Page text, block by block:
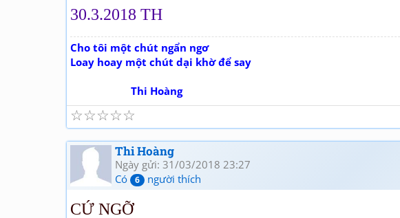
30.3.2018 TH
Cho tôi một chút ngẩn ngơ
Loay hoay một chút dại khờ để say
Thi Hoàng
☆
☆
☆
☆
☆
Thi Hoàng
Ngày gửi: 31/03/2018 23:27
Có
6 người thích
CỨ NGỠ